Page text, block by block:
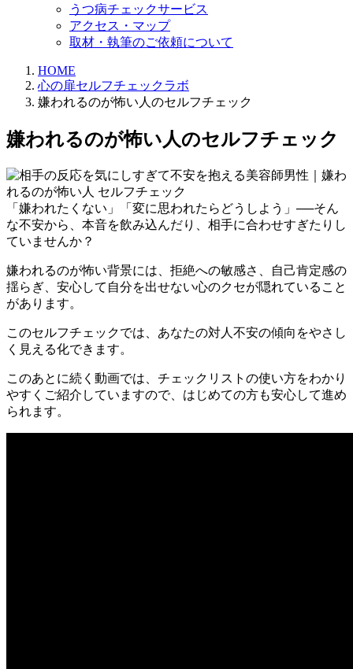
うつ病チェックサービス
アクセス・マップ
取材・執筆のご依頼について
HOME
心の扉セルフチェックラボ
嫌われるのが怖い人のセルフチェック
嫌われるのが怖い人のセルフチェック
「嫌われたくない」「変に思われたらどうしよう」──そん
な不安から、本音を飲み込んだり、相手に合わせすぎたりし
ていませんか？
嫌われるのが怖い背景には、拒絶への敏感さ、自己肯定感の
揺らぎ、安心して自分を出せない心のクセが隠れていること
があります。
このセルフチェックでは、あなたの対人不安の傾向をやさし
く見える化できます。
このあとに続く動画では、チェックリストの使い方をわかり
やすくご紹介していますので、はじめての方も安心して進め
られます。